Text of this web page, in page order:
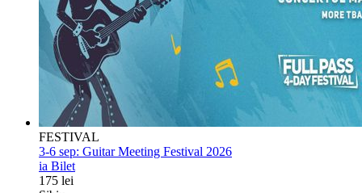
FESTIVAL
3-6 sep: Guitar Meeting Festival 2026
ia Bilet
175 lei